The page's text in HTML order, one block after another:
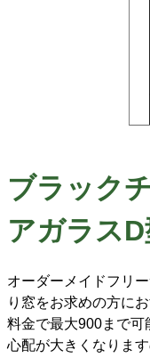
ブラック
アガラス
オーダーメイドフリ
り窓をお求めの方に
料金で最大900まで
心配が大きくなりま